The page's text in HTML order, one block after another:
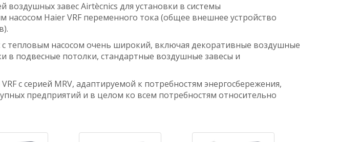
завес Airtècnics для установки в системы
насосом Haier VRF переменного тока (общее внешнее устройство
тепловым насосом очень широкий, включая декоративные воздушные
в подвесные потолки, стандартные воздушные завесы и
ссерией MRV, адаптируемой к потребностям энергосбережения,
предприятий и в целом ко всем потребностям относительно